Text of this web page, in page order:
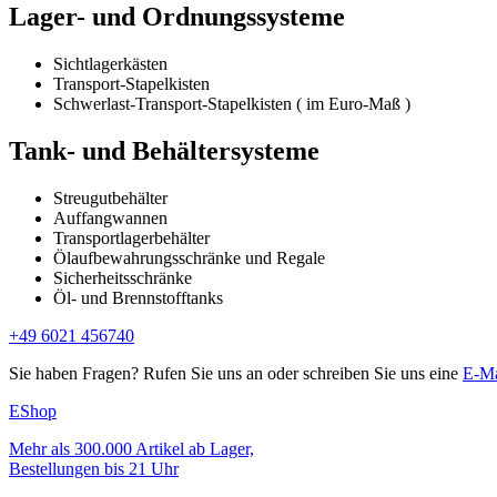
Lager- und Ordnungssysteme
Sichtlagerkästen
Transport-Stapelkisten
Schwerlast-Transport-Stapelkisten ( im Euro-Maß )
Tank- und Behältersysteme
Streugutbehälter
Auffangwannen
Transportlagerbehälter
Ölaufbewahrungsschränke und Regale
Sicherheitsschränke
Öl- und Brennstofftanks
+49 6021 456740
Sie haben Fragen? Rufen Sie uns an oder schreiben Sie uns eine E-
EShop
Mehr als 300.000 Artikel ab Lager,
Bestellungen bis 21 Uhr